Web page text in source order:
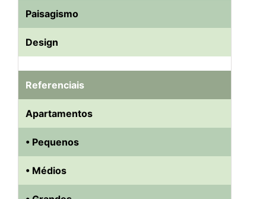
Paisagismo
Design
Referenciais
Apartamentos
• Pequenos
• Médios